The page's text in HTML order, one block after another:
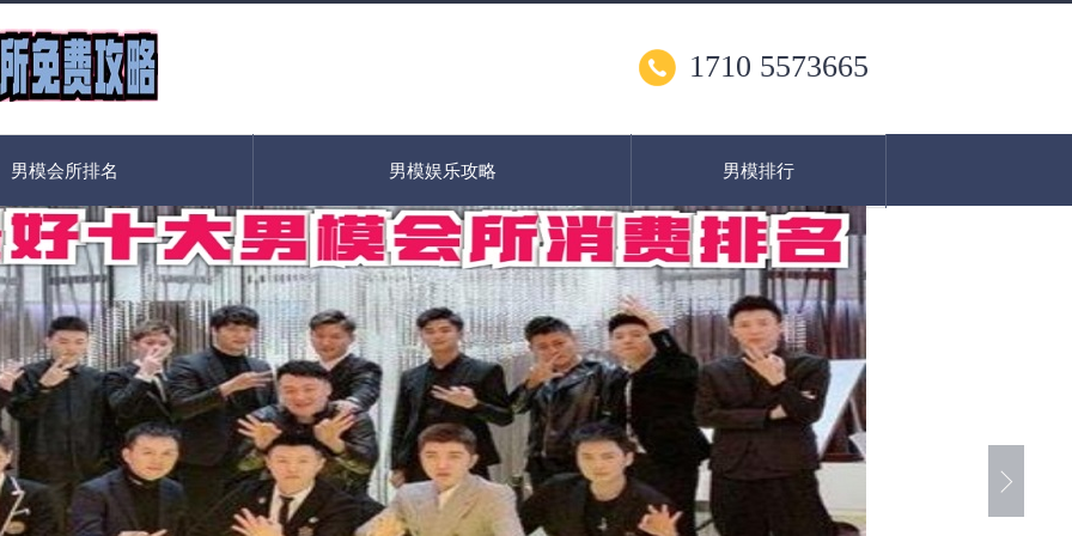
1710 5573665
男模会所排名 男模娱乐攻略 男模排行